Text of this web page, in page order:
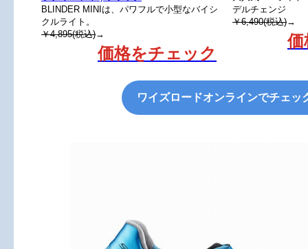
BLINDER MINIは、パワフルで小型なバイシ
クルライト。
￥4,895(税込)→
価格をチェック
デルチェンジ
￥6,490(税込)→
価
ワイズロードオンラインでチェッ